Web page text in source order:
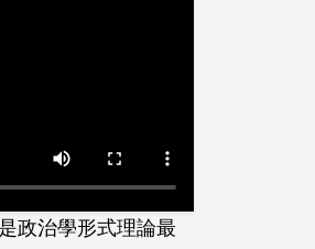
政治學形式理論最